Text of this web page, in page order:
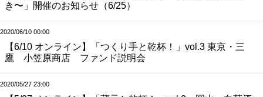
き〜」開催のお知らせ（6/25）
2020/06/10 00:00
【6/10 オンライン】「つくり手と乾杯！」vol.3 東京・三
鷹 小笠原商店 ファンド説明会
2020/05/27 23:00